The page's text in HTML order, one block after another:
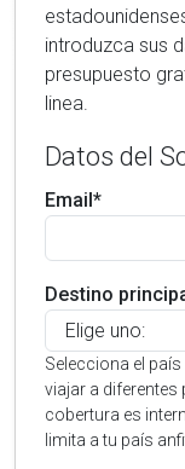
estadounidenses en
introduzca sus
presupuesto
linea.
Datos del
Email*
Destino
Selecciona el
viajar a diferentes
cobertura es
limita a tu país